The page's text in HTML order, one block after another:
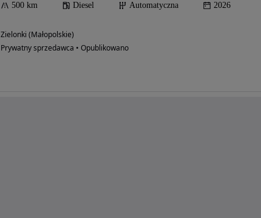
500 km Diesel Automatyczna 2026
Zielonki (Małopolskie)
Prywatny sprzedawca • Opublikowano